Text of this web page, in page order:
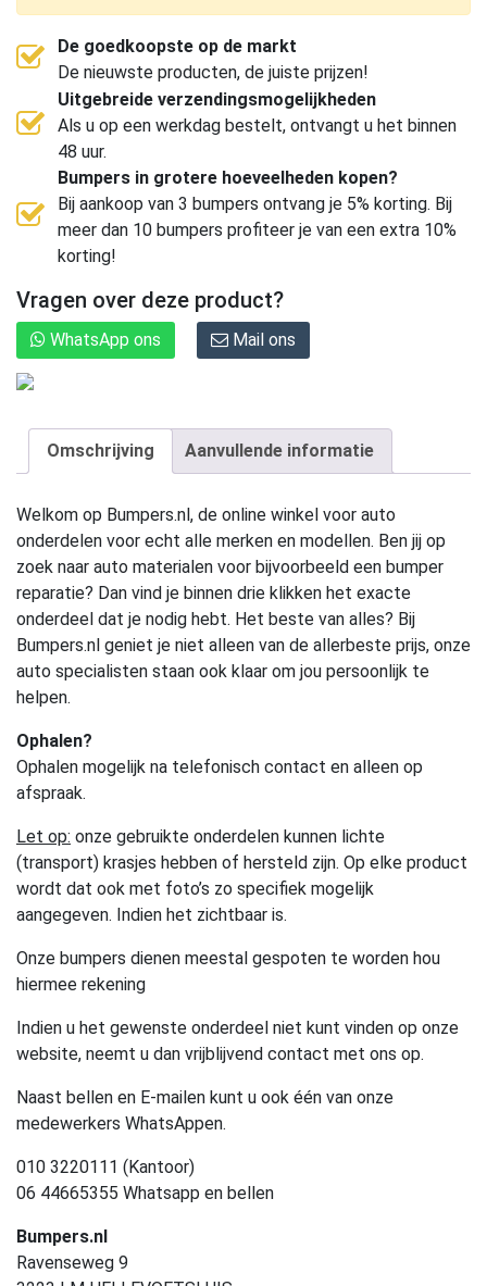
De goedkoopste op de markt
De nieuwste producten, de juiste prijzen!
Uitgebreide verzendingsmogelijkheden
Als u op een werkdag bestelt, ontvangt u het binnen
48 uur.
Bumpers in grotere hoeveelheden kopen?
Bij aankoop van 3 bumpers ontvang je 5% korting. Bij
meer dan 10 bumpers profiteer je van een extra 10%
korting!
Vragen over deze product?
WhatsApp ons Mail ons
Omschrijving Aanvullende informatie
Welkom op Bumpers.nl, de online winkel voor auto
onderdelen voor echt alle merken en modellen. Ben jij op
zoek naar auto materialen voor bijvoorbeeld een bumper
reparatie? Dan vind je binnen drie klikken het exacte
onderdeel dat je nodig hebt. Het beste van alles? Bij
Bumpers.nl geniet je niet alleen van de allerbeste prijs, onze
auto specialisten staan ook klaar om jou persoonlijk te
helpen.
Ophalen?
Ophalen mogelijk na telefonisch contact en alleen op
afspraak.
Let op: onze gebruikte onderdelen kunnen lichte
(transport) krasjes hebben of hersteld zijn. Op elke product
wordt dat ook met foto’s zo specifiek mogelijk
aangegeven. Indien het zichtbaar is.
Onze bumpers dienen meestal gespoten te worden hou
hiermee rekening
Indien u het gewenste onderdeel niet kunt vinden op onze
website, neemt u dan vrijblijvend contact met ons op.
Naast bellen en E-mailen kunt u ook één van onze
medewerkers WhatsAppen.
010 3220111 (Kantoor)
06 44665355 Whatsapp en bellen
Bumpers.nl
Ravenseweg 9